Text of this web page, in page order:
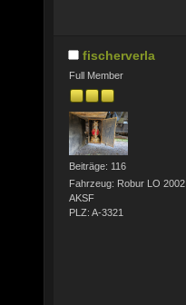
fischerverla
Full Member
Beiträge: 116
Fahrzeug: Robur LO 2002
AKSF
PLZ: A-3321